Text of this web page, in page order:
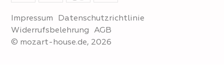
© mozart-house.de, 2026
Impressum
Datenschutzrichtlinie
Widerrufsbelehrung
AGB